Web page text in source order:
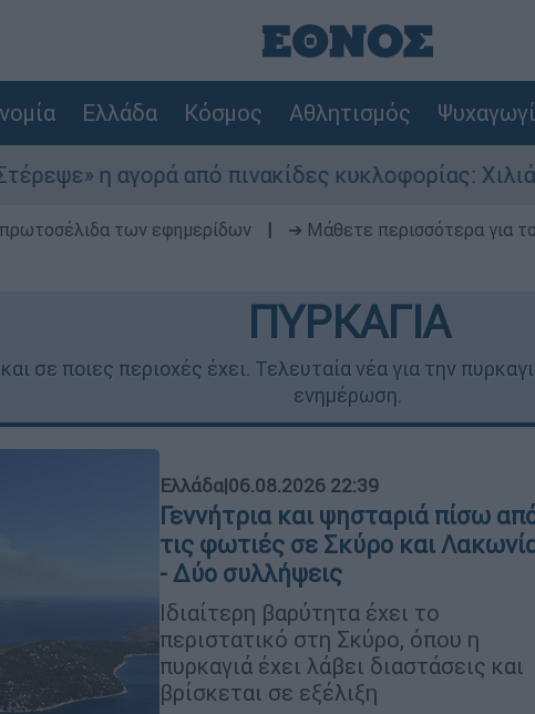
Ελλάδα Κόσμος Αθλητισμός
από πινακίδες κυκλοφορίας: Χιλιάδες
των εφημερίδων ➔ Μάθετε περισσότερα για
ΠΥΡΚΑΓΙΑ
σε ποιες περιοχές έχει. Τελευταία νέα για την
ενημέρωση.
Ελλάδα|06.08.2026 22:39
Γεννήτρια και ψησταριά πίσω
τις φωτιές σε Σκύρο και
- Δύο συλλήψεις
Ιδιαίτερη βαρύτητα έχει το
περιστατικό στη Σκύρο, όπου η
πυρκαγιά έχει λάβει διαστάσεις και
βρίσκεται σε εξέλιξη